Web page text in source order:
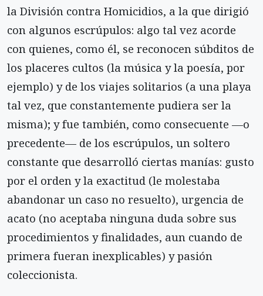
la División contra Homicidios, a la que dirigió
con algunos escrúpulos: algo tal vez acorde
con quienes, como él, se reconocen súbditos de
los placeres cultos (la música y la poesía, por
ejemplo) y de los viajes solitarios (a una playa
tal vez, que constantemente pudiera ser la
misma); y fue también, como consecuente —o
precedente— de los escrúpulos, un soltero
constante que desarrolló ciertas manías: gusto
por el orden y la exactitud (le molestaba
abandonar un caso no resuelto), urgencia de
acato (no aceptaba ninguna duda sobre sus
procedimientos y finalidades, aun cuando de
primera fueran inexplicables) y pasión
coleccionista.